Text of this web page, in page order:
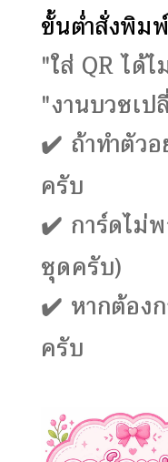
ขั้นต่ำสั่งพิม
"ใส่ QR ได้
"งานบวชเ
✔️ ถ้าทำตัว
ครับ
✔️ การ์ดไม่
ชุดครับ)
✔️ หากต้อง
ครับ